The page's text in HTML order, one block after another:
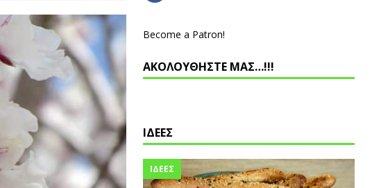
Become a Patron!
ΑΚΟΛΟΥΘΗΣΤΕ ΜΑΣ…!!!
ΙΔΕΕΣ
ΙΔΕΕΣ